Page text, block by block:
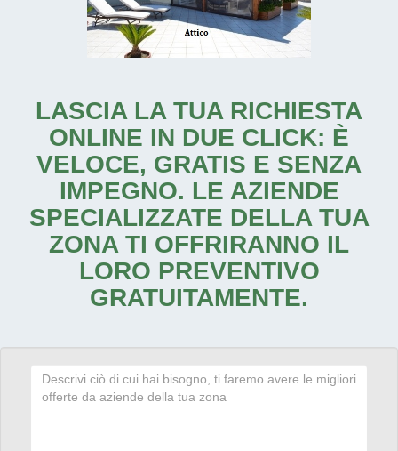
LASCIA LA TUA RICHIESTA
ONLINE IN DUE CLICK: È
VELOCE, GRATIS E SENZA
IMPEGNO. LE AZIENDE
SPECIALIZZATE DELLA TUA
ZONA TI OFFRIRANNO IL
LORO PREVENTIVO
GRATUITAMENTE.